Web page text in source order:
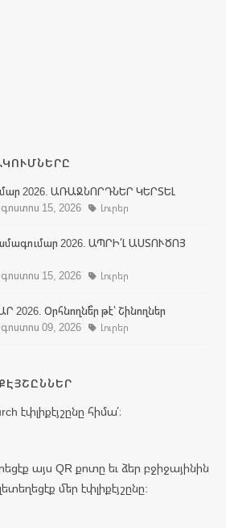
2026. ԱՌԱՋՆՈՐԴՆԵՐ ԿԵՐՏԵԼ
15, 2026
Լուրեր
2026. ԱՊՐԻ՛Լ ԱՍՏՈՒԾՈՅ
15, 2026
Լուրեր
Օրհնողնե՞ր թէ՝ Շինողներ
09, 2026
Լուրեր
էփլիքէյշընը հիմա՛։
այս QR քոտը եւ ձեր բջիջայինին
մեր էփլիքէյշընը: